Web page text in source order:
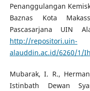
Penanggulangan
Baznas Kota
Pascasarjana UIN
http://repositori.uin-
alauddin.ac.id/6260/1/
Mubarak, I. R.,
Istinbath Dewan